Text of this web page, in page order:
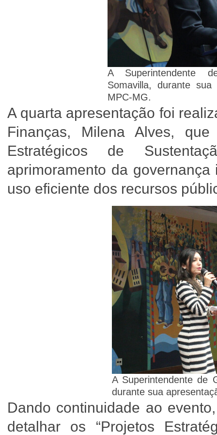
A Superintendente
Somavilla, durante
MPC-MG.
A quarta apresentação foi
Finanças, Milena Alves,
Estratégicos de
aprimoramento da
uso eficiente dos recursos
A Superintendente de
durante sua
Dando continuidade ao
detalhar os “Projetos